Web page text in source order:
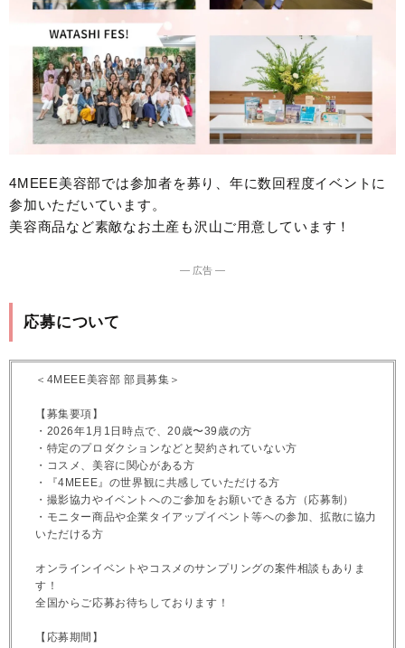
4MEEE美容部では参加者を募り、年に数回程度イベントに
参加いただいています。
美容商品など素敵なお土産も沢山ご用意しています！
― 広告 ―
応募について
＜4MEEE美容部 部員募集＞
【募集要項】
・2026年1月1日時点で、20歳〜39歳の方
・特定のプロダクションなどと契約されていない方
・コスメ、美容に関心がある方
・『4MEEE』の世界観に共感していただける方
・撮影協力やイベントへのご参加をお願いできる方（応募制）
・モニター商品や企業タイアップイベント等への参加、拡散に協力
いただける方
オンラインイベントやコスメのサンプリングの案件相談もありま
す！
全国からご応募お待ちしております！
【応募期間】